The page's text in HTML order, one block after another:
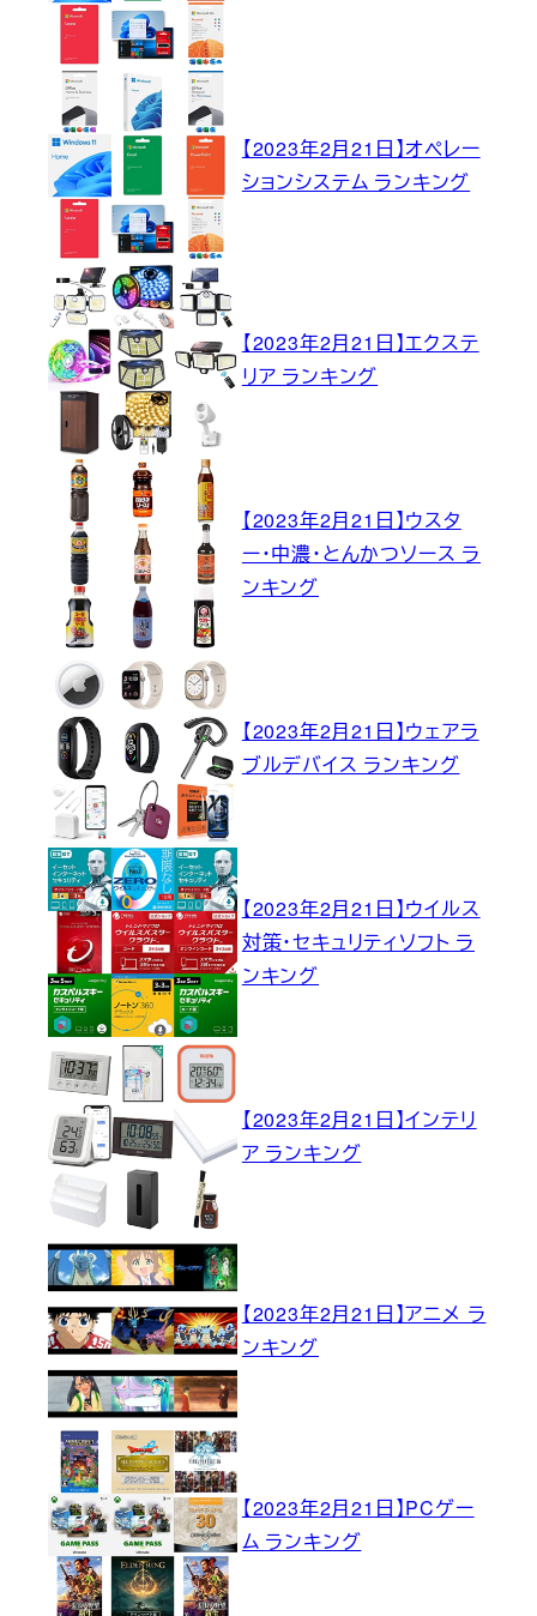
【2023年2月21日】オペレー
ションシステム ランキング
【2023年2月21日】エクステ
リア ランキング
【2023年2月21日】ウスタ
ー・中濃・とんかつソース ラ
ンキング
【2023年2月21日】ウェアラ
ブルデバイス ランキング
【2023年2月21日】ウイルス
対策・セキュリティソフト ラ
ンキング
【2023年2月21日】インテリ
ア ランキング
【2023年2月21日】アニメ ラ
ンキング
【2023年2月21日】PCゲー
ム ランキング